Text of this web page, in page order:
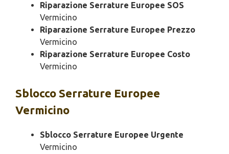
Riparazione Serrature Europee SOS
Vermicino
Riparazione Serrature Europee Prezzo
Vermicino
Riparazione Serrature Europee Costo
Vermicino
Sblocco Serrature Europee
Vermicino
Sblocco Serrature Europee Urgente
Vermicino